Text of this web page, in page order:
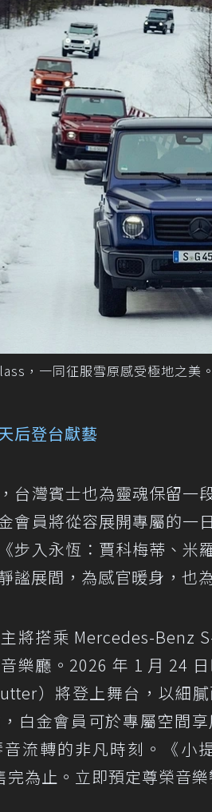
，一同征服雪原感受極地之美
后登台獻藝
台灣賓士也為靈魂保留一
會員將從容展開專屬的
步入永恆：賈科梅蒂、米
謐展間，為感官暖身，也
將搭乘 Mercedes-Benz
樂廳。2026 年 1 月 24
）將登上舞台，以細
白金會員可於專屬空間
流轉的非凡時刻。《小
為止。立即預定尊榮音樂